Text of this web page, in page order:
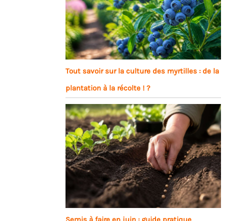
Tout savoir sur la culture des myrtilles : de la
plantation à la récolte ! ?